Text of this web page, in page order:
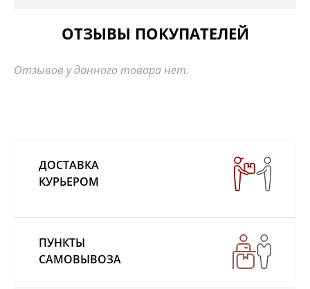
ОТЗЫВЫ ПОКУПАТЕЛЕЙ
Отзывов у данного товара нет.
ДОСТАВКА
КУРЬЕРОМ
ПУНКТЫ
САМОВЫВОЗА